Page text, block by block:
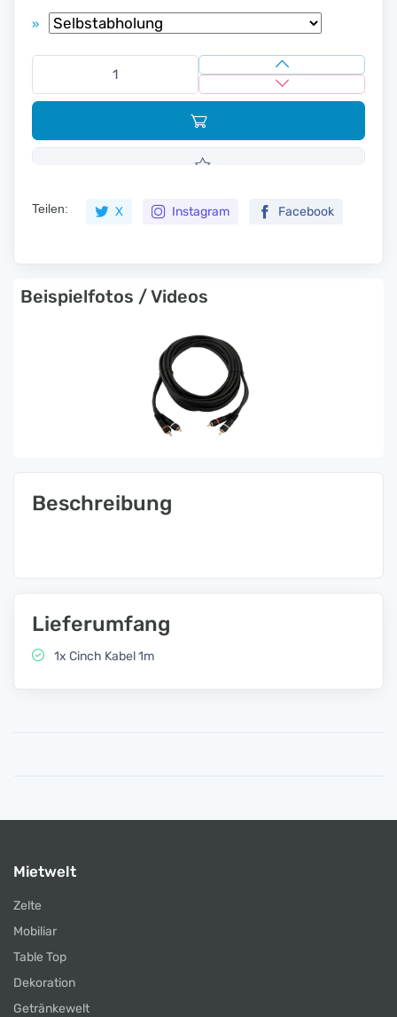
»
Teilen: X Instagram Facebook
Beispielfotos / Videos
Beschreibung
Lieferumfang
1x Cinch Kabel 1m
Mietwelt
Zelte
Mobiliar
Table Top
Dekoration
Getränkewelt